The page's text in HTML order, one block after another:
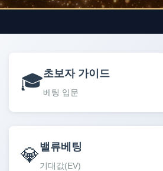
🎓초보자 가이드
베팅 입문
💎밸류베팅
기대값(EV)